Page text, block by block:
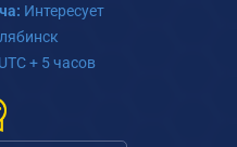
Интересует
UTC + 5 часов